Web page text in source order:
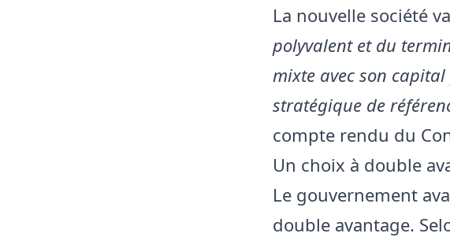
La nouvelle société
polyvalent et du
mixte avec son
stratégique de
compte rendu du
Un choix à double
Le gouvernement
double avantage.